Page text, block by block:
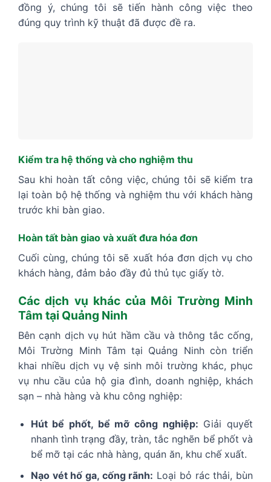
đồng ý, chúng tôi sẽ tiến hành công việc theo
đúng quy trình kỹ thuật đã được đề ra.
Kiểm tra hệ thống và cho nghiệm thu
Sau khi hoàn tất công việc, chúng tôi sẽ kiểm tra
lại toàn bộ hệ thống và nghiệm thu với khách hàng
trước khi bàn giao.
Hoàn tất bàn giao và xuất đưa hóa đơn
Cuối cùng, chúng tôi sẽ xuất hóa đơn dịch vụ cho
khách hàng, đảm bảo đầy đủ thủ tục giấy tờ.
Các dịch vụ khác của Môi Trường Minh
Tâm tại Quảng Ninh
Bên cạnh dịch vụ hút hầm cầu và thông tắc cống,
Môi Trường Minh Tâm tại Quảng Ninh còn triển
khai nhiều dịch vụ vệ sinh môi trường khác, phục
vụ nhu cầu của hộ gia đình, doanh nghiệp, khách
sạn – nhà hàng và khu công nghiệp:
Hút bể phốt, bể mỡ công nghiệp: Giải quyết
nhanh tình trạng đầy, tràn, tắc nghẽn bể phốt và
bể mỡ tại các nhà hàng, quán ăn, khu chế xuất.
Nạo vét hố ga, cống rãnh: Loại bỏ rác thải, bùn